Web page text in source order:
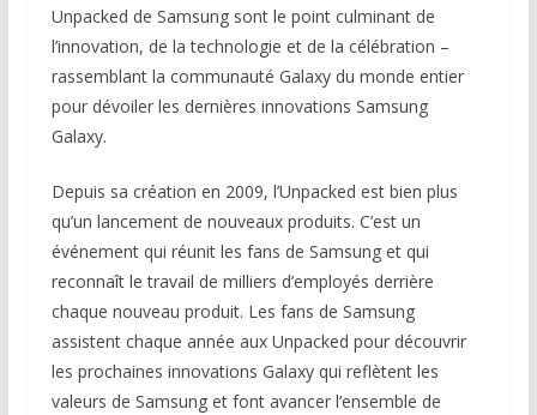
Unpacked de Samsung sont le point culminant de
l’innovation, de la technologie et de la célébration –
rassemblant la communauté Galaxy du monde entier
pour dévoiler les dernières innovations Samsung
Galaxy.
Depuis sa création en 2009, l’Unpacked est bien plus
qu’un lancement de nouveaux produits. C’est un
événement qui réunit les fans de Samsung et qui
reconnaît le travail de milliers d’employés derrière
chaque nouveau produit. Les fans de Samsung
assistent chaque année aux Unpacked pour découvrir
les prochaines innovations Galaxy qui reflètent les
valeurs de Samsung et font avancer l’ensemble de